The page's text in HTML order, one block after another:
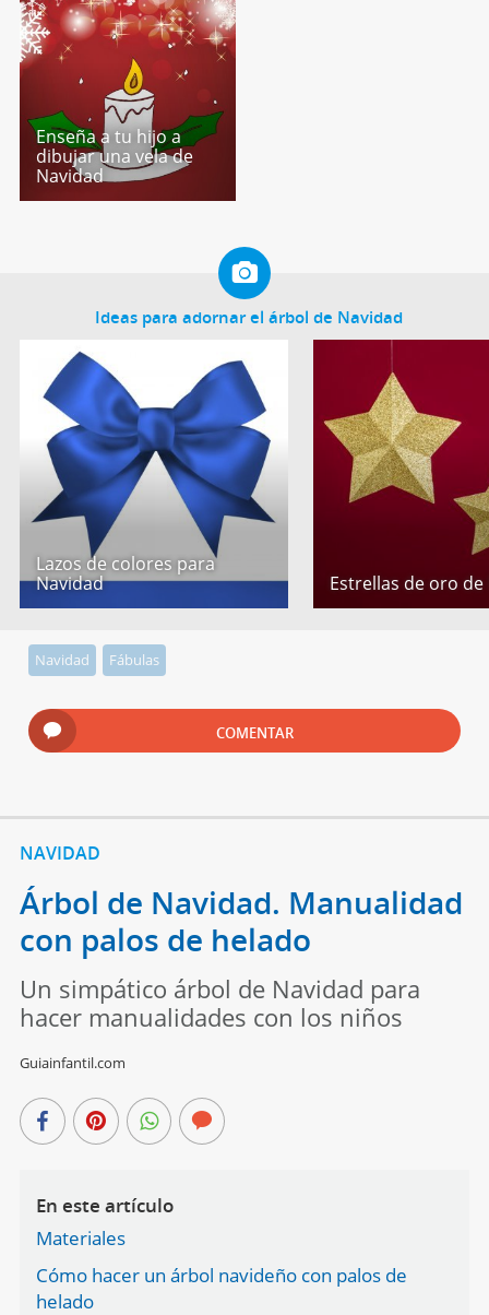
Enseña a tu hijo a
dibujar una vela de
Navidad
Ideas para adornar el árbol de Navidad
Lazos de colores para
Navidad
Estrellas de oro de
Navidad Fábulas
COMENTAR
NAVIDAD
Árbol de Navidad. Manualidad
con palos de helado
Un simpático árbol de Navidad para
hacer manualidades con los niños
Guiainfantil.com
En este artículo
Materiales
Cómo hacer un árbol navideño con palos de
helado